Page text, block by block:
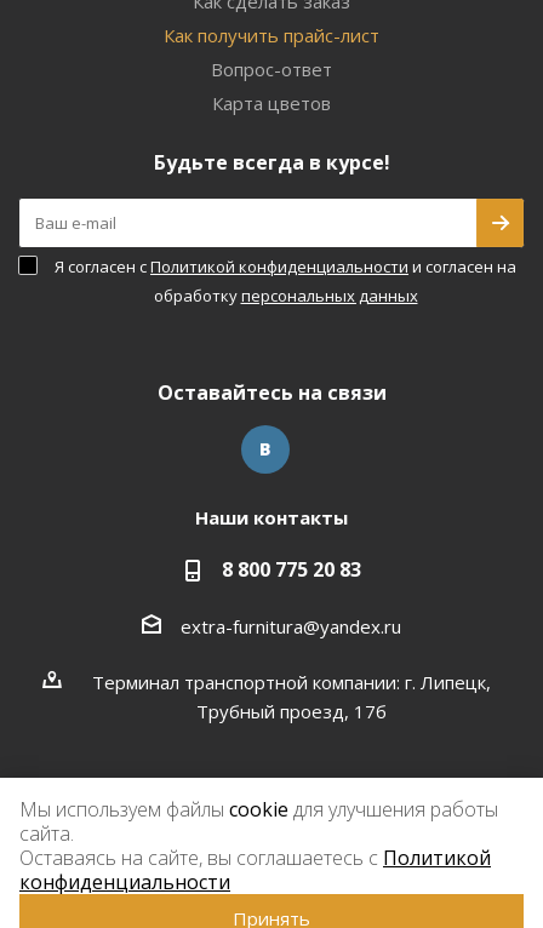
Как получить прайс-лист
Вопрос-ответ
Карта цветов
Будьте всегда в курсе!
Я согласен сПолитикой конфиденциальности и согласен на
обработкуперсональных данных
Оставайтесь на связи
Наши контакты
8 800 775 20 83
extra-furnitura@yandex.ru
Терминал транспортной компании: г. Липецк,
Трубный проезд, 17б
Мы используем файлы cookie для улучшения работы
сайта.
Оставаясь на сайте, вы соглашаетесь с Политикой
конфиденциальности
Принять